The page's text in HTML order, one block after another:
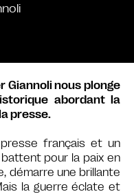
Giannoli nous plonge
abordant la
presse.
français et un
pour la paix en
démarre une brillante
la guerre éclate et